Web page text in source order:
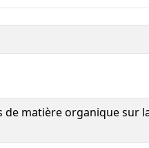
matière organique sur